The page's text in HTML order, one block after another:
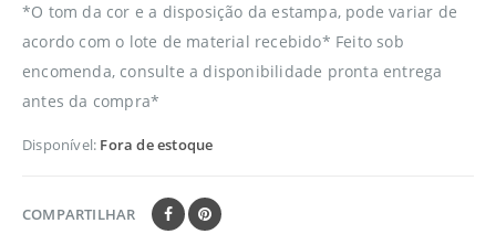
*O tom da cor e a disposição da estampa, pode variar de
acordo com o lote de material recebido* Feito sob
encomenda, consulte a disponibilidade pronta entrega
antes da compra*
Disponível: Fora de estoque
COMPARTILHAR